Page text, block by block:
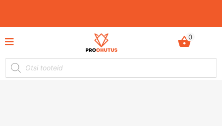
ProOhutus ja Ergonoomika Keskus Tartus, Võru
254
0